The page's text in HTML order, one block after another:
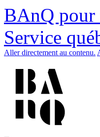
BAnQ pour
Service
Aller directement au contenu.